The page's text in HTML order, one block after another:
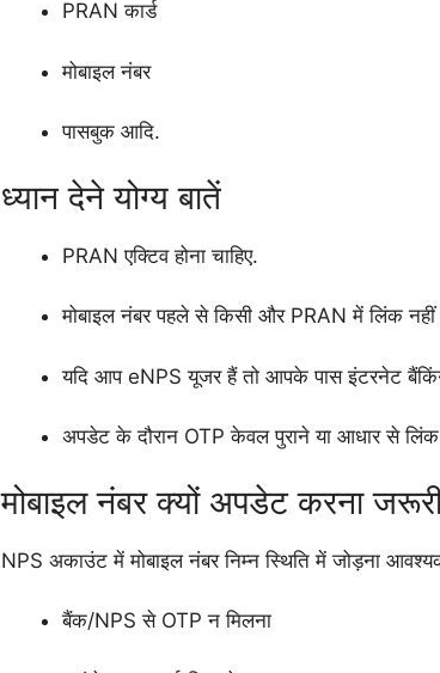
PRAN कार्ड
मोबाइल नंबर
पासबुक आदि.
ध्यान देने योग्य बातें
PRAN एक्टिव होना चाहिए.
मोबाइल नंबर पहले से किसी और PRAN में लिंक नहीं
यदि आप eNPS यूजर हैं तो आपके पास इंटरनेट
अपडेट के दौरान OTP केवल पुराने या आधार से लिंक
मोबाइल नंबर क्यों अपडेट करना
NPS अकाउंट में मोबाइल नंबर निम्न स्थिति में जोड़ना
बैंक/NPS से OTP न मिलना